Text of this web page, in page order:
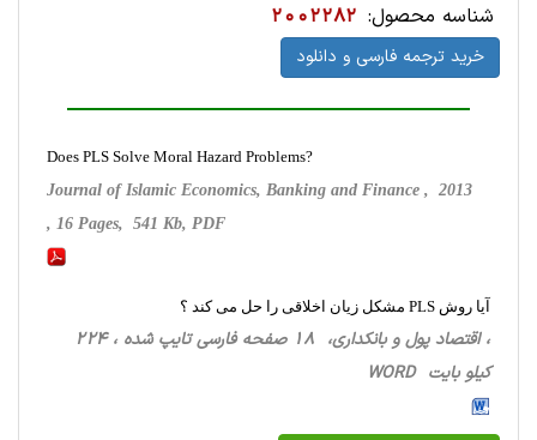
شناسه محصول: 2002282
خرید ترجمه فارسی و دانلود
Does PLS Solve Moral Hazard Problems?
Journal of Islamic Economics, Banking and Finance , 2013
, 16 Pages, 541 Kb, PDF
آیا روش PLS مشکل زیان اخلاقی را حل می کند ؟
، اقتصاد پول و بانکداری، 18 صفحه فارسی تایپ شده ، 224
کیلو بایت WORD